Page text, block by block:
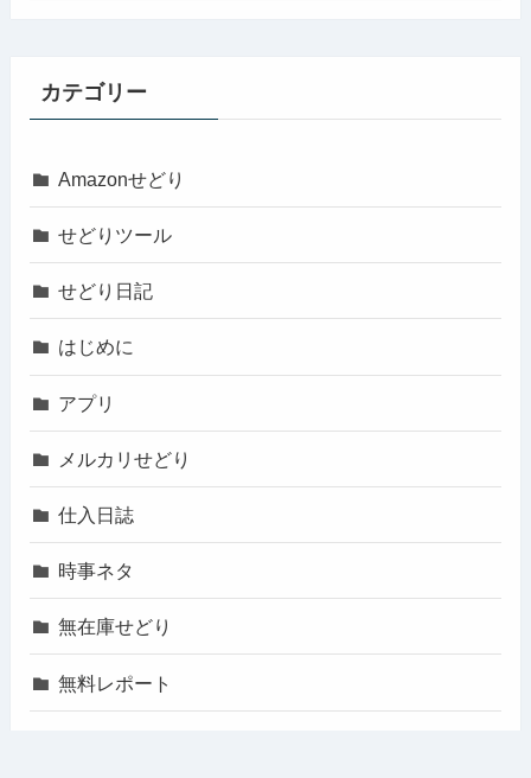
カテゴリー
Amazonせどり
せどりツール
せどり日記
はじめに
アプリ
メルカリせどり
仕入日誌
時事ネタ
無在庫せどり
無料レポート